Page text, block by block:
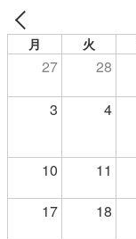
月 火
27 28
3 4
10 11
17 18